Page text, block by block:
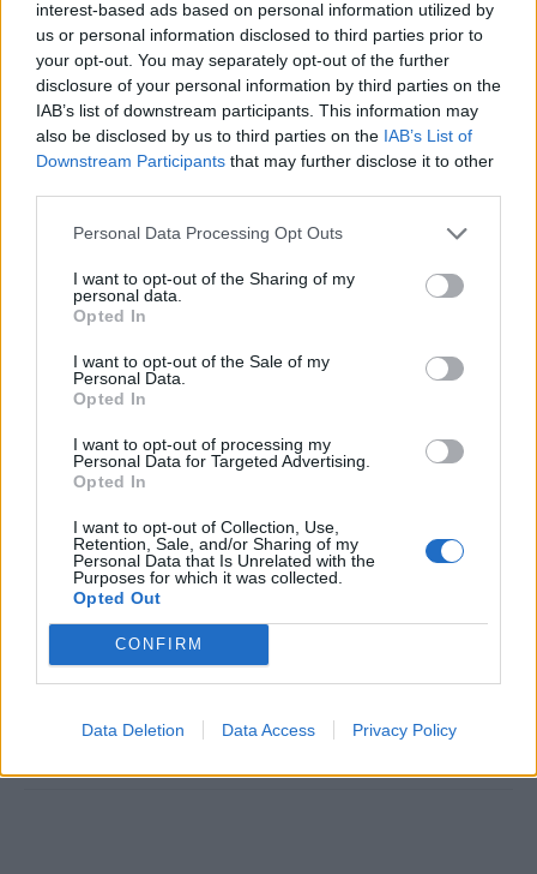
interest-based ads based on personal information utilized by
us or personal information disclosed to third parties prior to
your opt-out. You may separately opt-out of the further
disclosure of your personal information by third parties on the
IAB’s list of downstream participants. This information may
also be disclosed by us to third parties on the IAB’s List of
Downstream Participants that may further disclose it to other
Personal Data Processing Opt Outs
I want to opt-out of the Sharing of my
personal data.
Opted In
I want to opt-out of the Sale of my
Personal Data.
Opted In
I want to opt-out of processing my
Personal Data for Targeted Advertising.
Opted In
I want to opt-out of Collection, Use,
Retention, Sale, and/or Sharing of my
Personal Data that Is Unrelated with the
Purposes for which it was collected.
Opted Out
CONFIRM
Data Deletion Data Access Privacy Policy
Στέφανος Χανδακάς: Ο πρόεδρος της
HOPEgenesis έχει βάλει ψηλά τον πήχη για το
2022 – Οι παιδικοί σταθμοί στην «ξεχασμένη»
Ελλάδα
διαφήμιση του Βασιλακόπουλου
Ανδρέας Ξανθός
Θάνος Πλεύρης
συνταγογράφηση ανασφάλιστων
healthstories